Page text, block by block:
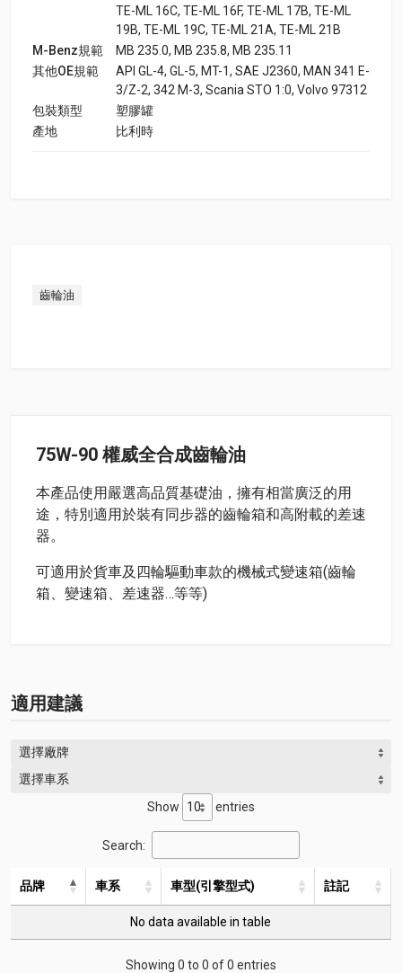
TE-ML 16C, TE-ML 16F, TE-ML 17B, TE-ML
19B, TE-ML 19C, TE-ML 21A, TE-ML 21B
M-Benz規範
MB 235.0, MB 235.8, MB 235.11
其他OE規範
API GL-4, GL-5, MT-1, SAE J2360, MAN 341 E-
3/Z-2, 342 M-3, Scania STO 1:0, Volvo 97312
包裝類型
塑膠罐
產地
比利時
齒輪油
75W-90 權威全合成齒輪油
本產品使用嚴選高品質基礎油，擁有相當廣泛的用
途，特別適用於裝有同步器的齒輪箱和高附載的差速
器。
可適用於貨車及四輪驅動車款的機械式變速箱(齒輪
箱、變速箱、差速器…等等)
適用建議
選擇廠牌
選擇車系
Show
entries
Search:
品牌 車系 車型(引擎型式) 註記
No data available in table
Showing 0 to 0 of 0 entries